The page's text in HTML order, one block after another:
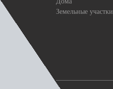
Земельные участки